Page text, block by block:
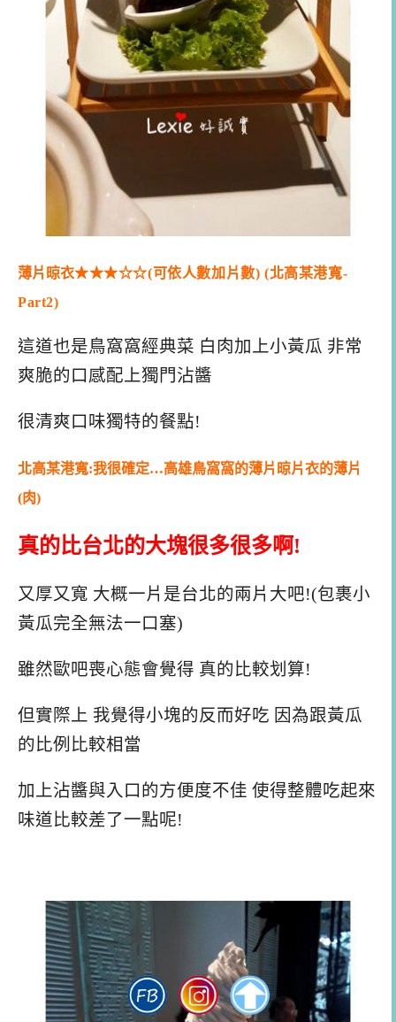
薄片晾衣★★★☆☆(可依人數加片數) (北高某港寬-
Part2)
這道也是鳥窩窩經典菜 白肉加上小黃瓜 非常
爽脆的口感配上獨門沾醬
很清爽口味獨特的餐點!
北高某港寬:我很確定…高雄鳥窩窩的薄片晾片衣的薄片
(肉)
真的比台北的大塊很多很多啊!
又厚又寬 大概一片是台北的兩片大吧!(包裹小
黃瓜完全無法一口塞)
雖然歐吧喪心態會覺得 真的比較划算!
但實際上 我覺得小塊的反而好吃 因為跟黃瓜
的比例比較相當
加上沾醬與入口的方便度不佳 使得整體吃起來
味道比較差了一點呢!